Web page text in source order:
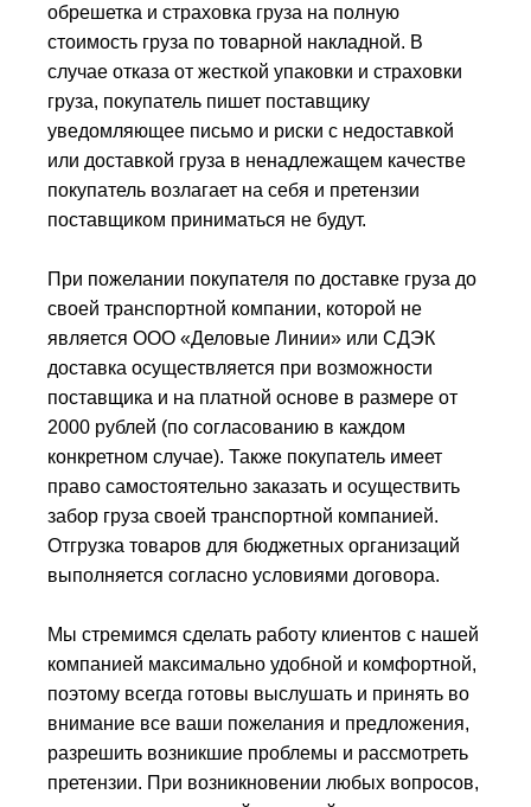
обрешетка и страховка груза на полную
стоимость груза по товарной накладной. В
случае отказа от жесткой упаковки и страховки
груза, покупатель пишет поставщику
уведомляющее письмо и риски с недоставкой
или доставкой груза в ненадлежащем качестве
покупатель возлагает на себя и претензии
поставщиком приниматься не будут.
При пожелании покупателя по доставке груза до
своей транспортной компании, которой не
является ООО «Деловые Линии» или СДЭК
доставка осуществляется при возможности
поставщика и на платной основе в размере от
2000 рублей (по согласованию в каждом
конкретном случае). Также покупатель имеет
право самостоятельно заказать и осуществить
забор груза своей транспортной компанией.
Отгрузка товаров для бюджетных организаций
выполняется согласно условиями договора.
Мы стремимся сделать работу клиентов с нашей
компанией максимально удобной и комфортной,
поэтому всегда готовы выслушать и принять во
внимание все ваши пожелания и предложения,
разрешить возникшие проблемы и рассмотреть
претензии. При возникновении любых вопросов,